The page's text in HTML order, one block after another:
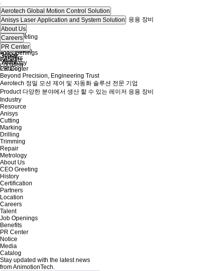
Aerotech Global Motion Control Solution
Product 다양한 분야에서 생산 할 수 있는 레이저 응용 장비
Industry
Resource
Anisys Laser Application and System Solution
Cutting
Marking
Drilling
Trimming
Repair
Metrology
About Us
CEO Greeting
History
Certification
Partners
Location
Careers
Talent
Job Openings
Benefits
PR Center
Notice
Media
Catalog
PR Center
Beyond Precision, Engineering Trust
Aerotech 정밀 모션 제어 및 자동화 솔루션 전문 기업
Product 다양한 분야에서 생산 할 수 있는 레이저 응용 장비
Industry
Resource
Anisys
Cutting
Marking
Drilling
Trimming
Repair
Metrology
About Us
CEO Greeting
History
Certification
Partners
Location
Careers
Talent
Job Openings
Benefits
PR Center
Notice
Media
Catalog
Stay updated with the latest news
from AnimotionTech.